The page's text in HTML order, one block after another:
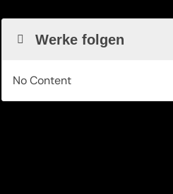
Werke folgen
No Content